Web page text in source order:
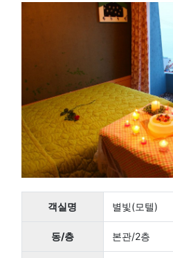
객실명 별빛(모텔)
동/층 본관/2층